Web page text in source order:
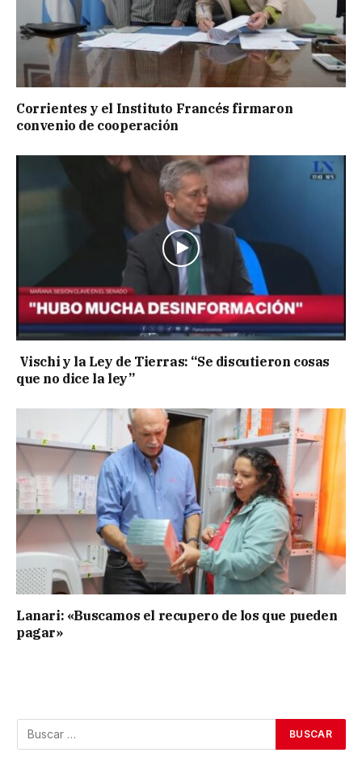
Corrientes y el Instituto Francés firmaron
convenio de cooperación
Vischi y la Ley de Tierras: “Se discutieron cosas
que no dice la ley”
Lanari: «Buscamos el recupero de los que pueden
pagar»